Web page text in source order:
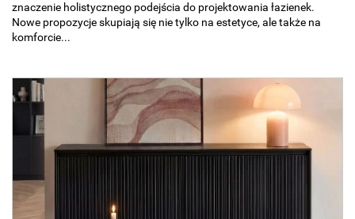
znaczenie holistycznego podejścia do projektowania łazienek.
Nowe propozycje skupiają się nie tylko na estetyce, ale także na
komforcie...